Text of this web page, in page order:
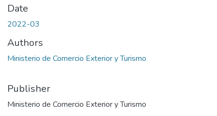
Date
2022-03
Authors
Ministerio de Comercio Exterior y Turismo
Publisher
Ministerio de Comercio Exterior y Turismo